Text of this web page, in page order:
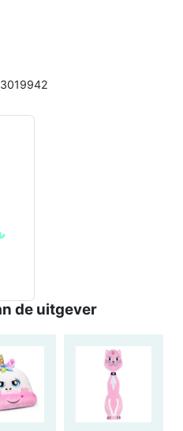
de uitgever